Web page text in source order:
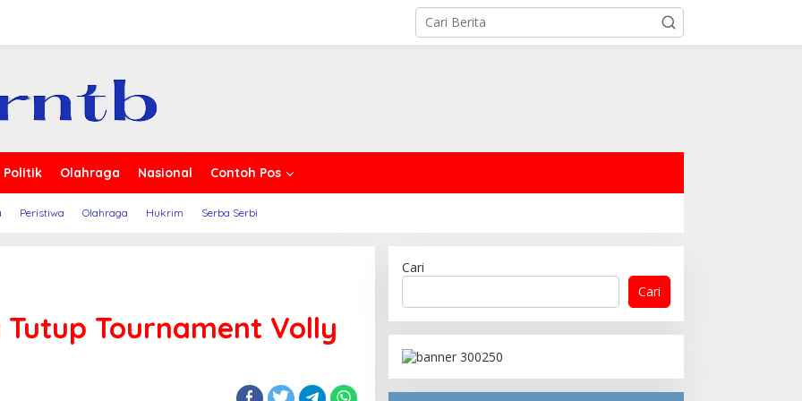
Politik Olahraga Nasional Contoh Pos
Peristiwa Olahraga Hukrim Serba Serbi
Tournament Volly
Cari
Cari